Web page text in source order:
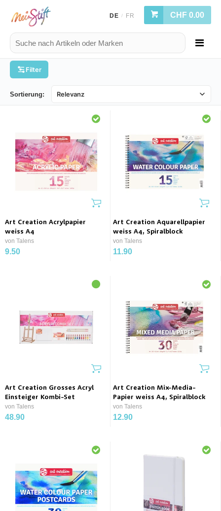
DE / FR CHF 0.00
Filter
Sortierung:
Art Creation Acrylpapier
weiss A4
von Talens
9.50
Art Creation Aquarellpapier
weiss A4, Spiralblock
von Talens
11.90
Art Creation Grosses Acryl
Einsteiger Kombi-Set
von Talens
48.90
Art Creation Mix-Media-
Papier weiss A4, Spiralblock
von Talens
12.90